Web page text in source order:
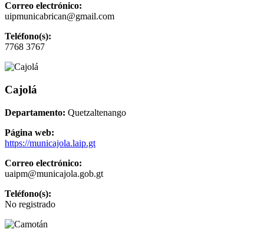
Correo electrónico:
uipmunicabrican@gmail.com
Teléfono(s):
7768 3767
Cajolá
Departamento: Quetzaltenango
Página web:
https://municajola.laip.gt
Correo electrónico:
uaipm@municajola.gob.gt
Teléfono(s):
No registrado